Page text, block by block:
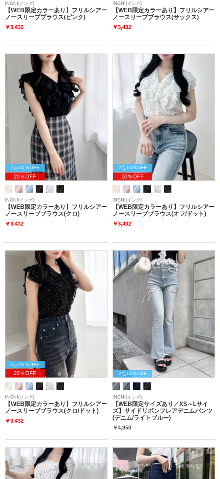
INGNI(イング)
【WEB限定カラーあり】フリルシアー
ノースリーブブラウス(ピンク)
￥3,432
INGNI(イング)
【WEB限定カラーあり】フリルシアー
ノースリーブブラウス(サックス)
￥3,432
2点10％OFF
20％OFF
INGNI(イング)
【WEB限定カラーあり】フリルシアー
ノースリーブブラウス(クロ)
￥3,432
2点10％OFF
20％OFF
INGNI(イング)
【WEB限定カラーあり】フリルシアー
ノースリーブブラウス(オフ/ドット)
￥3,432
2点10％OFF
20％OFF
INGNI(イング)
【WEB限定カラーあり】フリルシアー
ノースリーブブラウス(クロ/ドット)
￥3,432
2点10％OFF
INGNI(イング)
【WEB限定サイズあり／XS～Lサイ
ズ】サイドリボンフレアデニムパンツ
(デニム/ライトブルー)
￥4,950